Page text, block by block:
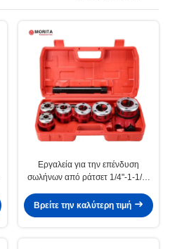
Εργαλεία για την επένδυση
σωλήνων από ράτσετ 1/4"-1-1/4"
επένδυση σωλήνων αερίου ή
γαλβανισμένων σωλήνων από
Βρείτε την καλύτερη τιμή